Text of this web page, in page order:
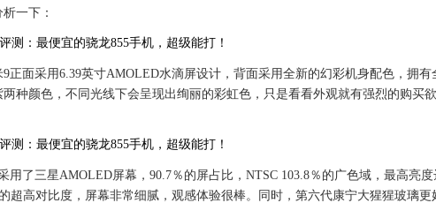
一下：
正面采用6.39英寸AMOLED水滴屏设计，背面采用全新的幻彩机身配色，拥有
种颜色，不同光线下会呈现出绚丽的彩虹色，只是看看外观就有强烈的购买
用了三星AMOLED屏幕，90.7％的屏占比，NTSC 103.8％的广色域，最高亮度
超高对比度，屏幕非常细腻，观感体验很棒。同时，第六代康宁大猩猩玻璃更